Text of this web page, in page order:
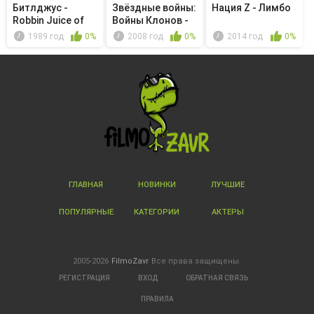
Битлджус -
Robbin Juice of
Sherweird ...
1989 год 0%
Звёздные войны:
Войны Клонов -
Рабы Р...
2008 год 0%
Нация Z - Лимбо
2014 год 0%
ГЛАВНАЯ НОВИНКИ ЛУЧШИЕ
ПОПУЛЯРНЫЕ КАТЕГОРИИ АКТЕРЫ
2005-2026 FilmoZavr Все права защищены.
РЕГИСТРАЦИЯ ВХОД ОБРАТНАЯ СВЯЗЬ
ПРАВИЛА